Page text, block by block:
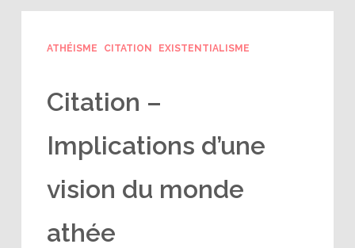
ATHÉISME CITATION EXISTENTIALISME
Citation –
Implications d’une
vision du monde
athée